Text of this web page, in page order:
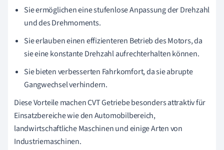
Sie ermöglichen eine stufenlose Anpassung der Drehzahl
und des Drehmoments.
Sie erlauben einen effizienteren Betrieb des Motors, da
sie eine konstante Drehzahl aufrechterhalten können.
Sie bieten verbesserten Fahrkomfort, da sie abrupte
Gangwechsel verhindern.
Diese Vorteile machen CVT Getriebe besonders attraktiv für
Einsatzbereiche wie den Automobilbereich,
landwirtschaftliche Maschinen und einige Arten von
Industriemaschinen.